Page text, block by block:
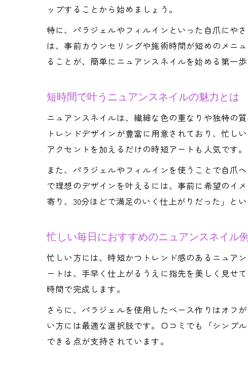
ップすることから始めましょう。
特に、パラジェルやフィルインといった自爪にや
は、事前カウンセリングや施術時間が短めのメニ
ることが、簡単にニュアンスネイルを始める第一歩
短時間で叶うニュアンスネイルの魅力とは
ニュアンスネイルは、繊細な色の重なりや独特の
トレンドデザインが豊富に用意されており、忙し
アクセントを加えるだけの時短アートも人気です。
また、パラジェルやフィルインを使うことで自爪
で理想のデザインを叶えるには、事前に希望のイ
寄り、30分ほどで満足のいく仕上がりだった」と
忙しい毎日におすすめのニュアンスネイル例
忙しい方には、時短かつトレンド感のあるニュア
ートは、手早く仕上がるうえに指先を美しく見せ
時間で完成します。
さらに、パラジェルを使用したベース作りはオフ
い方には最適な選択肢です。口コミでも「シンプ
できる点が支持されています。